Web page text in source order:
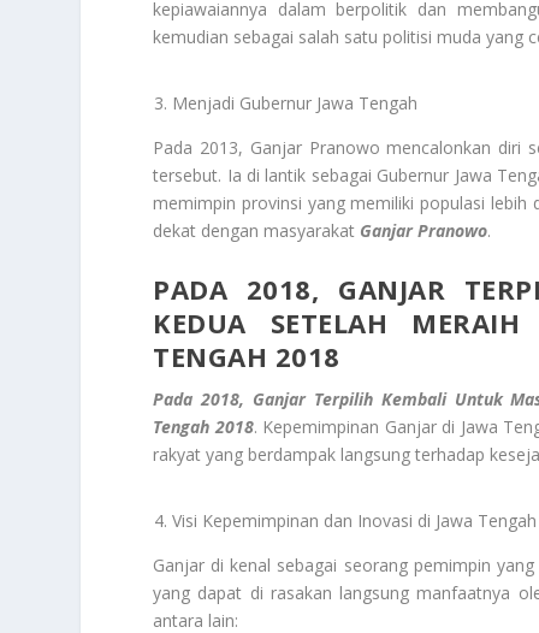
kepiawaiannya dalam berpolitik dan
kemudian sebagai salah satu politisi muda yang
Menjadi Gubernur Jawa Tengah
Pada 2013, Ganjar Pranowo mencalonkan diri
tersebut. Ia di lantik sebagai Gubernur Jawa
memimpin provinsi yang memiliki populasi
dekat dengan masyarakat Ganjar Pranowo.
PADA 2018, GANJAR
KEDUA SETELAH
TENGAH 2018
Pada 2018, Ganjar Terpilih Kembali Untuk
Tengah 2018. Kepemimpinan Ganjar di Jawa
rakyat yang berdampak langsung terhadap
Visi Kepemimpinan dan Inovasi di Jawa Tengah
Ganjar di kenal sebagai seorang pemimpin
yang dapat di rasakan langsung manfaatnya
antara lain: